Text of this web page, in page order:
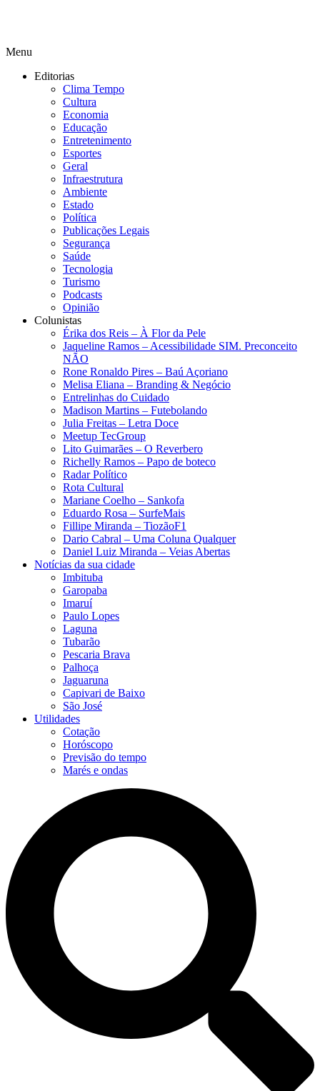
Menu
Editorias
Clima Tempo
Cultura
Economia
Educação
Entretenimento
Esportes
Geral
Infraestrutura
Ambiente
Estado
Política
Publicações Legais
Segurança
Saúde
Tecnologia
Turismo
Podcasts
Opinião
Colunistas
Érika dos Reis​ – À Flor da Pele
Jaqueline Ramos – Acessibilidade SIM. Preconceito
NÃO
Rone Ronaldo Pires – Baú Açoriano
Melisa Eliana – Branding & Negócio
Entrelinhas do Cuidado
Madison Martins – Futebolando
Julia Freitas​ – Letra Doce
Meetup TecGroup
Lito Guimarães – O Reverbero
Richelly Ramos​ – Papo de boteco
Radar Político
Rota Cultural
Mariane Coelho – Sankofa
Eduardo Rosa​ – SurfeMais
Fillipe Miranda – TiozãoF1
Dario Cabral – Uma Coluna Qualquer
Daniel Luiz Miranda – Veias Abertas
Notícias da sua cidade
Imbituba
Garopaba
Imaruí
Paulo Lopes
Laguna
Tubarão
Pescaria Brava
Palhoça
Jaguaruna
Capivari de Baixo
São José
Utilidades
Cotação
Horóscopo
Previsão do tempo
Marés e ondas